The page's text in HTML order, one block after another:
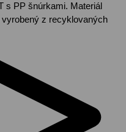
s PP šnúrkami. Materiál
z recyklovaných